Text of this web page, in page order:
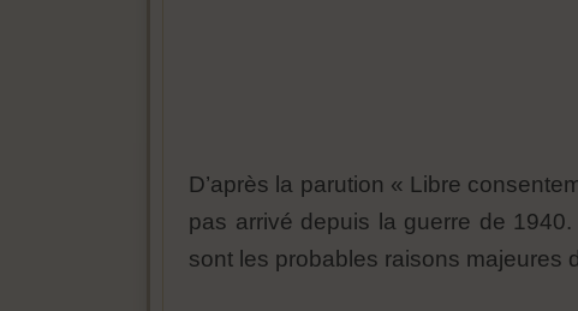
D’après la parution « Libre
pas arrivé depuis la guerre de
sont les probables raisons majeures